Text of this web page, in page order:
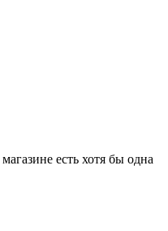
есть хотя бы одна